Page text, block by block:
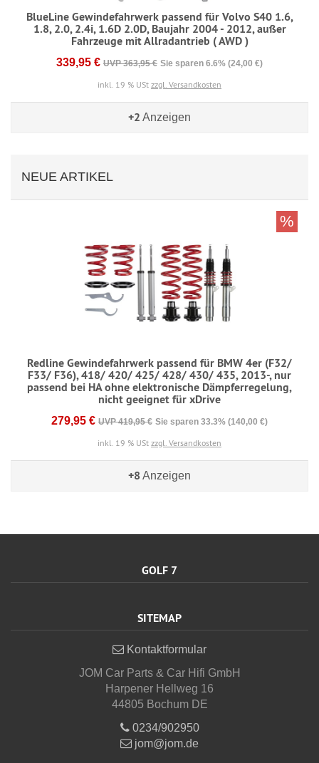
BlueLine Gewindefahrwerk passend für Volvo S40 1.6,
1.8, 2.0, 2.4i, 1.6D 2.0D, Baujahr 2004 - 2012, außer
Fahrzeuge mit Allradantrieb ( AWD )
339,95 € UVP 363,95 € Sie sparen 6.6% (24,00 €)
inkl. 19 % USt zzgl. Versandkosten
+2 Anzeigen
NEUE ARTIKEL
Redline Gewindefahrwerk passend für BMW 4er (F32/
F33/ F36), 418/ 420/ 425/ 428/ 430/ 435, 2013-, nur
passend bei HA ohne elektronische Dämpferregelung,
nicht geeignet für xDrive
279,95 € UVP 419,95 € Sie sparen 33.3% (140,00 €)
inkl. 19 % USt zzgl. Versandkosten
%
+8 Anzeigen
GOLF 7
SITEMAP
Kontaktformular
JOM Car Parts & Car Hifi GmbH
Harpener Hellweg 16
44805 Bochum DE
0234/902950
jom@jom.de